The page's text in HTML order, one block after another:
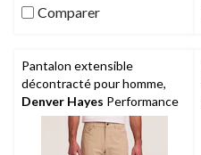
Comparer
Pantalon extensible
décontracté pour homme,
Denver Hayes Performance